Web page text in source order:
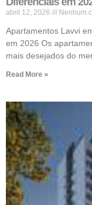
abril 12, 2026 Nenhum
Apartamentos Lavvi
em 2026 Os
mais desejados do
Read More »